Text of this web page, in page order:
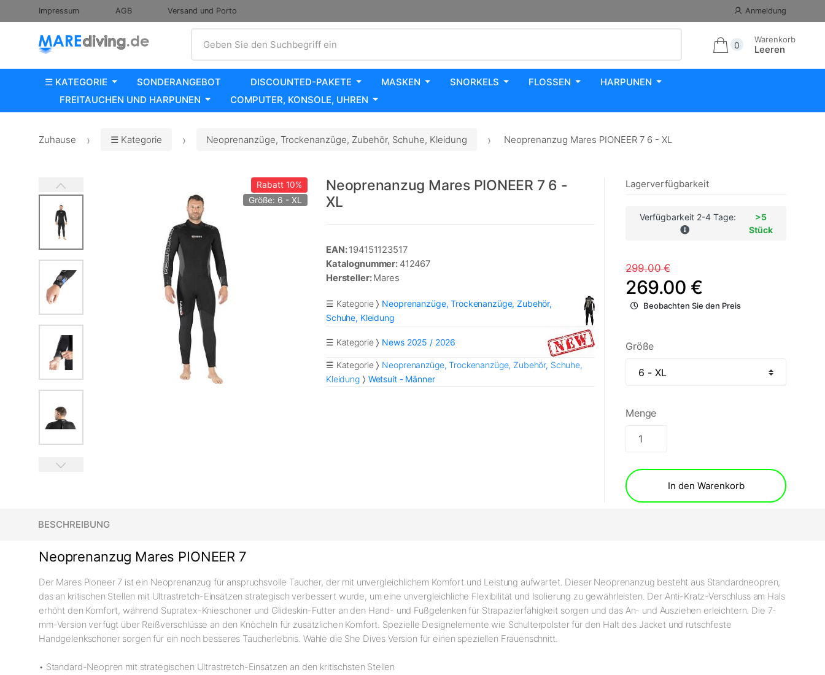
Impressum AGB Versand und Porto Anmeldung
Geben Sie den Suchbegriff ein
0
Warenkorb
Leeren
☰ KATEGORIE SONDERANGEBOT DISCOUNTED-PAKETE MASKEN SNORKELS FLOSSEN
HARPUNEN
FREITAUCHEN UND HARPUNEN
COMPUTER, KONSOLE, UHREN
Zuhause ☰ Kategorie Neoprenanzüge, Trockenanzüge, Zubehör, Schuhe, Kleidung Neoprenanzug Mares PIONEER 7 6 - XL
Rabatt10%
Größe: 6 - XL
Neoprenanzug Mares PIONEER 7 6 -
XL
EAN:194151123517
Katalognummer: 412467
Hersteller:Mares
☰ Kategorie
Neoprenanzüge, Trockenanzüge, Zubehör,
Schuhe, Kleidung
☰ Kategorie News 2025 / 2026
☰ Kategorie
Neoprenanzüge, Trockenanzüge, Zubehör, Schuhe,
Kleidung
Wetsuit - Männer
Lagerverfügbarkeit
Verfügbarkeit 2-4 Tage:
>5
Stück
299.00 €
269.00 €
Beobachten Sie den Preis
Größe
Menge
In den Warenkorb
BESCHREIBUNG
Neoprenanzug Mares PIONEER 7
Der Mares Pioneer 7 ist ein Neoprenanzug für anspruchsvolle Taucher, der mit unvergleichlichem Komfort und Leistung aufwartet. Dieser Neoprenanzug besteht aus Standardneopren,
das an kritischen Stellen mit Ultrastretch-Einsätzen strategisch verbessert wurde, um eine unvergleichliche Flexibilität und Isolierung zu gewährleisten. Der Anti-Kratz-Verschluss am Hals
erhöht den Komfort, während Supratex-Knieschoner und Glideskin-Futter an den Hand- und Fußgelenken für Strapazierfähigkeit sorgen und das An- und Ausziehen erleichtern. Die 7-
mm-Version verfügt über Reißverschlüsse an den Knöcheln für zusätzlichen Komfort. Spezielle Designelemente wie Schulterpolster für den Halt des Jacket und rutschfeste
Handgelenkschoner sorgen für ein noch besseres Taucherlebnis. Wähle die She Dives Version für einen speziellen Frauenschnitt.
• Standard-Neopren mit strategischen Ultrastretch-Einsätzen an den kritischsten Stellen